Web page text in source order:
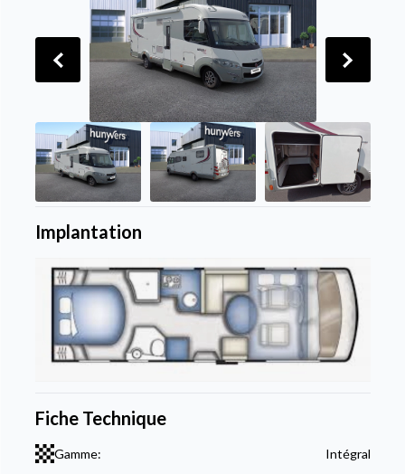
Implantation
Fiche Technique
Gamme: Intégral